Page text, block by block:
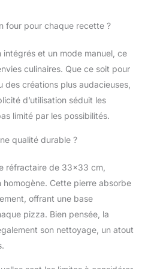
passez en mode
manuel pour un
(sole/voûte) selon
votre pâte ou style de
pizza. 🪨 Pierre
réfractaire
cm) incluse : pour une
un croustillant digne
pour pizza napolitaine,
romaine ou pan. 🎯
Installation plug-and-
play et utilisation
polyvalente : branchez-
le en intérieur ou sous
four pour chaque recette ?
et un mode manuel, ce
culinaires. Que ce soit pour
créations plus audacieuses,
d’utilisation séduit les
limité par les possibilités.
qualité durable ?
réfractaire de 33×33 cm,
homogène. Cette pierre absorbe
offrant une base
pizza. Bien pensée, la
son nettoyage, un atout